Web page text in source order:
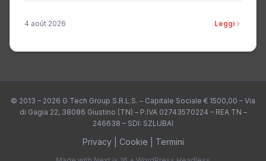
4 août 2026 Leggi
© 2013 – 2026 G Tech Group S.R.L.S. – Capitale Sociale € 1500,00 – Via
di Gagia 22, 38086 Giustino (TN) – P.IVA 02743570224 – REA TN –
246638 – SDI: SZLUBAI
Privacy Cookie Termini